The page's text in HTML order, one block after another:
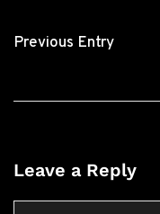
Previous Entry
Leave a Reply